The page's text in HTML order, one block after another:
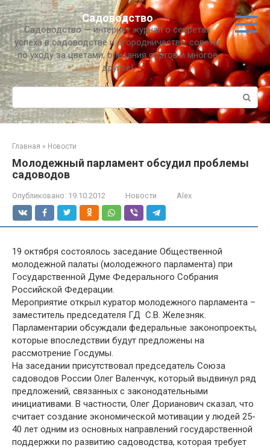
Перейти
к
контенту
Садоводство
Садоводство — интернет журнал о секретах
успеха в садоводстве и огородничестве, советы
по уходу за цветами, описания сортов и многое
другое!
Поиск:
Главная » Новости
Молодежный парламент обсудил проблемы
садоводов
Опубликовано: 19.10.2012 Новости Alex
19 октября состоялось заседание Общественной
молодежной палаты (молодежного парламента) при
Государственной Думе Федерального Собрания
Российской Федерации.
Мероприятие открыл куратор молодежного парламента –
заместитель председателя ГД С.В. Железняк.
Парламентарии обсуждали федеральные законопроекты,
которые впоследствии будут предложены на
рассмотрение Госдумы.
На заседании присутствовал председатель Союза
садоводов России Олег Валенчук, который выдвинул ряд
предложений, связанных с законодательными
инициативами. В частности, Олег Дорианович сказал, что
считает создание экономической мотивации у людей 25-
40 лет одним из основных направлений государственной
поддержки по развитию садоводства, которая требует